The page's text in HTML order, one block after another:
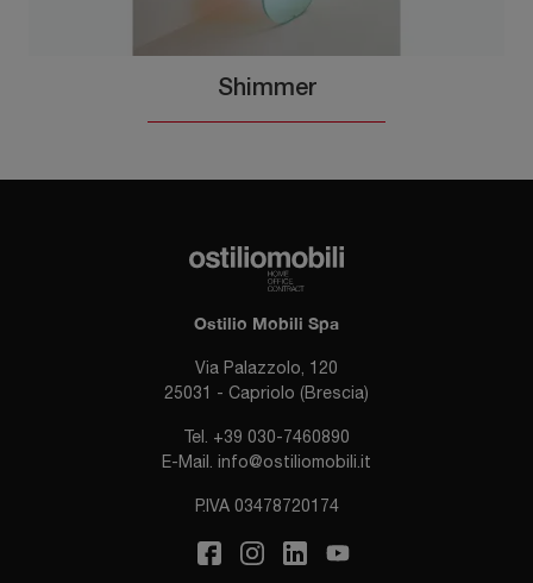
Shimmer
Ostilio Mobili Spa
Via Palazzolo, 120
25031 - Capriolo (Brescia)
Tel. +39 030-7460890
E-Mail. info@ostiliomobili.it
P.IVA 03478720174